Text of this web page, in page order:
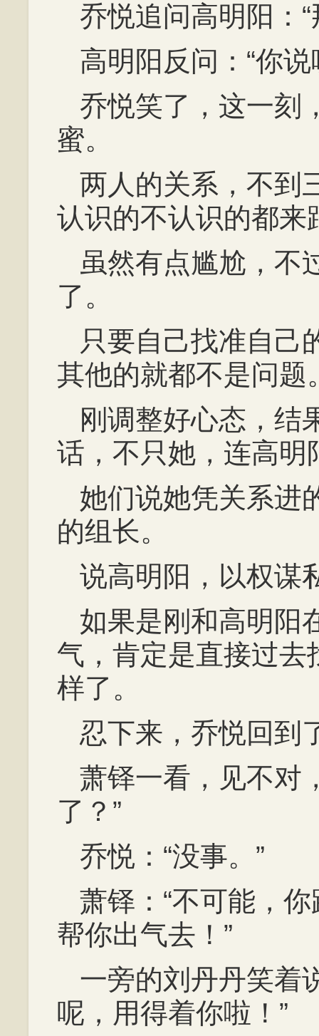
乔悦追问高明阳：“
高明阳反问：“你说
乔悦笑了，这一刻
蜜。
两人的关系，不到
认识的不认识的都来
虽然有点尴尬，不
了。
只要自己找准自己
其他的就都不是问题
刚调整好心态，结
话，不只她，连高明
她们说她凭关系进
的组长。
说高明阳，以权
如果是刚和高明阳
气，肯定是直接过去
样了。
忍下来，乔悦回到
萧铎一看，见不对
了？”
乔悦：“没事。”
萧铎：“不可能，
帮你出气去！”
一旁的刘丹丹笑着
呢，用得着你啦！”